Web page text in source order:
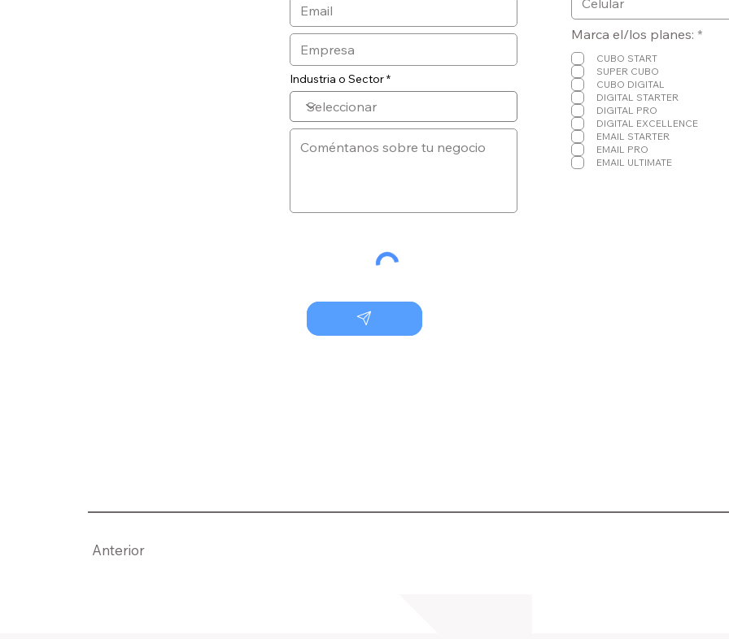
Industria o Sector
Marca el/los planes: *
CUBO START
SUPER CUBO
CUBO DIGITAL
DIGITAL STARTER
DIGITAL PRO
DIGITAL EXCELLENCE
EMAIL STARTER
EMAIL PRO
EMAIL ULTIMATE
Anterior